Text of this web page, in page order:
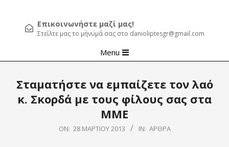
Επικοινωνήστε μαζί μας!
Στείλτε μας το μήνυμά σας στο danioliptesgr@gmail.com
Navigation
Menu
Σταματήστε να εμπαίζετε τον λαό
κ. Σκορδά με τους φίλους σας στα
ΜΜΕ
ON: 28 ΜΑΡΤΊΟΥ 2013 IN: ΆΡΘΡΑ